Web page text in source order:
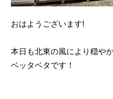
おはようございます!
本日も北東の風により穏や
ベッタベタです！